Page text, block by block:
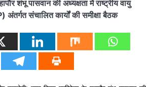
शंभू पासवान की अध्यक्षता में राष्ट्रीय वायु
संचालित कार्यों की समीक्षा बैठक